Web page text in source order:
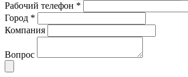
Рабочий телефон *
Город *
Компания
Вопрос